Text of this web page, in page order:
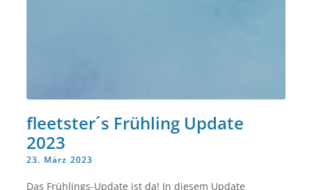
fleetster´s Frühling Update
2023
23. März 2023
Das Frühlings-Update ist da! In diesem Update